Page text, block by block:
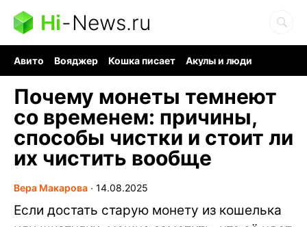
Hi-News.ru
Авито Вояджер Кошка писает
Акулы и люди
Почему монеты темнеют
со временем: причины,
способы чистки и стоит ли
их чистить вообще
Вера Макарова ∙ 14.08.2025
Если достать старую монету из кошелька